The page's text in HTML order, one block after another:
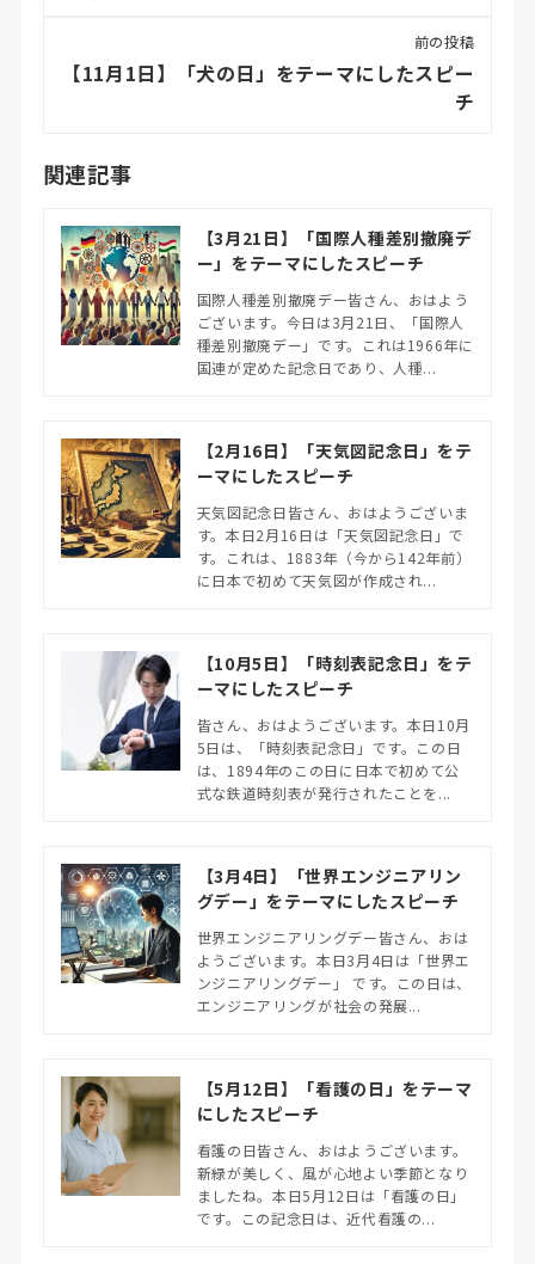
前の投稿
【11月1日】「犬の日」をテーマにしたスピー
チ
関連記事
【3月21日】「国際人種差別撤廃デ
ー」をテーマにしたスピーチ
国際人種差別撤廃デー皆さん、おはよう
ございます。今日は3月21日、「国際人
種差別撤廃デー」です。これは1966年に
国連が定めた記念日であり、人種...
【2月16日】「天気図記念日」をテ
ーマにしたスピーチ
天気図記念日皆さん、おはようございま
す。本日2月16日は「天気図記念日」で
す。これは、1883年（今から142年前）
に日本で初めて天気図が作成され...
【10月5日】「時刻表記念日」をテ
ーマにしたスピーチ
皆さん、おはようございます。本日10月
5日は、「時刻表記念日」です。この日
は、1894年のこの日に日本で初めて公
式な鉄道時刻表が発行されたことを...
【3月4日】「世界エンジニアリン
グデー」をテーマにしたスピーチ
世界エンジニアリングデー皆さん、おは
ようございます。本日3月4日は「世界エ
ンジニアリングデー」 です。この日は、
エンジニアリングが社会の発展...
【5月12日】「看護の日」をテーマ
にしたスピーチ
看護の日皆さん、おはようございます。
新緑が美しく、風が心地よい季節となり
ましたね。本日5月12日は「看護の日」
です。この記念日は、近代看護の...